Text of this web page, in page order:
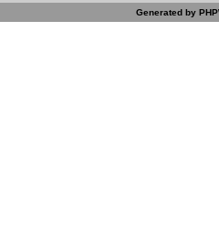
Generated by